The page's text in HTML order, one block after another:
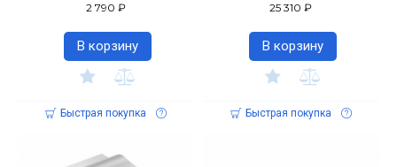
2 790 ₽
В корзину
Быстрая покупка
25 310 ₽
В корзину
Быстрая покупка